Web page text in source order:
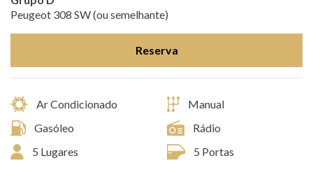
Peugeot 308 SW (ou semelhante)
Reserva
Ar Condicionado
Manual
Gasóleo
Rádio
5 Lugares
5 Portas